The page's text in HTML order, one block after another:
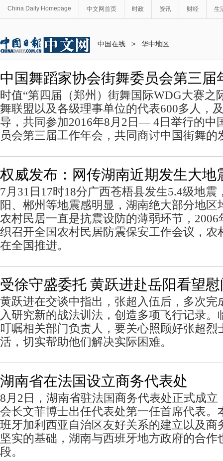
China Daily Homepage 中文网首页 时政 资讯 财经 生
中国在线 > 华中地区
中国舞蹈家协会街舞委员会第三届
时值“第四届（郑州）街舞国际WDG大赛之
舞联盟以及各级理事单位的代表600多人，
导，共同参加2016年8月2日— 4日举行的中
员会第三届工作年会，共同商讨中国街舞的
权威发布：网传湖南近期发生大地
7月31日17时18分广西苍梧县发生5.4级地震
阳、郴州等地震感明显，湖南绝大部分地区
农村民居一直是抗震设防的薄弱环节，
织召开全国农村民居防震保安工作会议，农
在全国推进。
受徐守盛委托 黄跃进赴岳阳看望
黄跃进在交谈中指出，张超入伍后，多次完
入研究新的战法训法，创造多项飞行记录。
叮嘱相关部门负责人，要关心照顾好张超烈
活，切实帮助他们解决实际困难。
湖南省在法国设立商务代表处
8月2日，湖南省驻法国商务代表处正式成立
会长文菲博士出任代表处第一任首席代表。
班牙加利西亚自治区友好关系的建立以及商
坚实的基础，湖南与西班牙地方政府的合作
段。